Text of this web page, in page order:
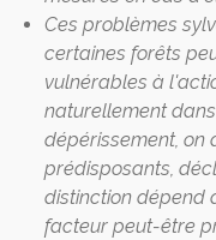
Ces problèmes
certaines forêts
vulnérables à
naturellement
dépérissement, on
prédisposants,
distinction dépend
facteur peut-être